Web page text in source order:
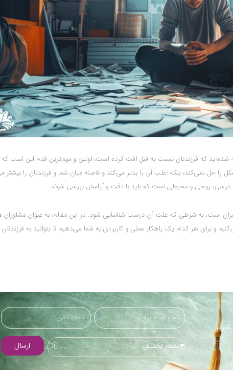
شده‌اید که فرزندتان نسبت به قبل افت کرده است، اولین و مهم‌ترین قدم این است که
را حل نمی‌کند، بلکه اغلب آن را بدتر می‌کند و فاصله میان شما و فرزندتان را بیشتر
درسی، روحی و محیطی است که باید با دقت و آرامش بررسی شوند.
است، به شرطی که علت آن درست شناسایی شود. در این مقاله، به عنوان مشاوران
و برای هر کدام یک راهکار عملی و کاربردی به شما می‌دهیم تا بتوانید به
مقطع تحصیلی
ارسال